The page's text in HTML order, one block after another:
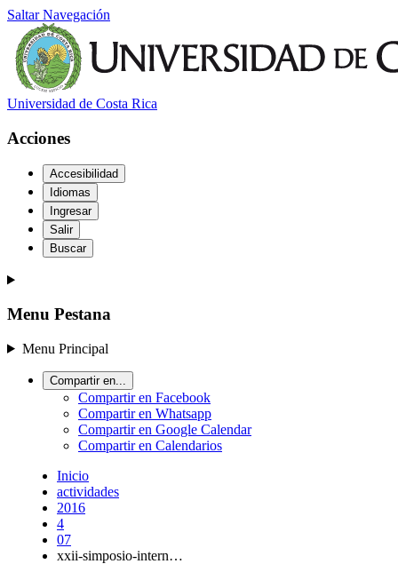
Saltar Navegación
Universidad de Costa Rica
Acciones
Accesibilidad
Idiomas
Ingresar
Salir
Buscar
Menu Pestana
Menu Principal
Compartir en...
Compartir en Facebook
Compartir en Whatsapp
Compartir en Google Calendar
Compartir en Calendarios
Inicio
actividades
2016
4
07
xxii-simposio-intern…